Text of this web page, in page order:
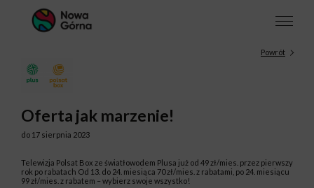
Powrót
Oferta jak marzenie!
do 17 sierpnia 2023
Telewizja Polsat Box ze światłowodem Plusa już od 49 zł/mies. przez pierwszy
rok po rabatach Od 13. do 24. miesiąca 70 zł/mies. z rabatami, po 24. miesiącu
99 zł/mies. z rabatem – wybierz swoje wszystko!